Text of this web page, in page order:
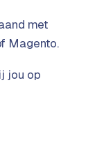
met
Magento.
jou op